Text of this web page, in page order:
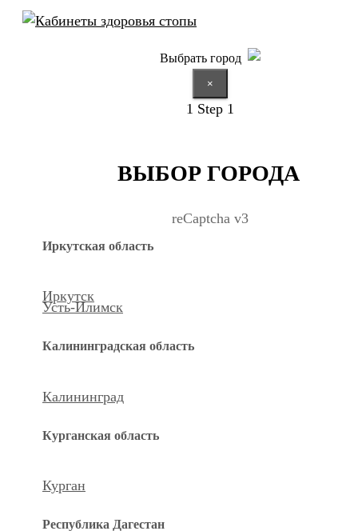
Выбрать город
×
1 Step 1
ВЫБОР ГОРОДА
reCaptcha v3
Иркутская область
Иркутск
Усть-Илимск
Калининградская область
Калининград
Курганская область
Курган
Республика Дагестан